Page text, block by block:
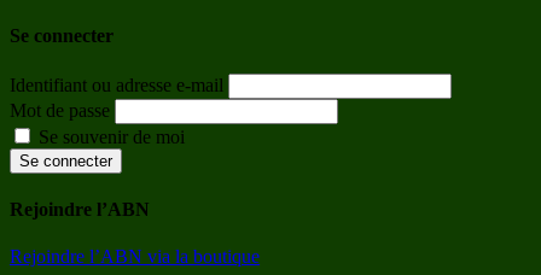
Se connecter
Identifiant ou adresse e-mail
Mot de passe
Se souvenir de moi
Se connecter
Rejoindre l’ABN
Rejoindre l’ABN via la boutique